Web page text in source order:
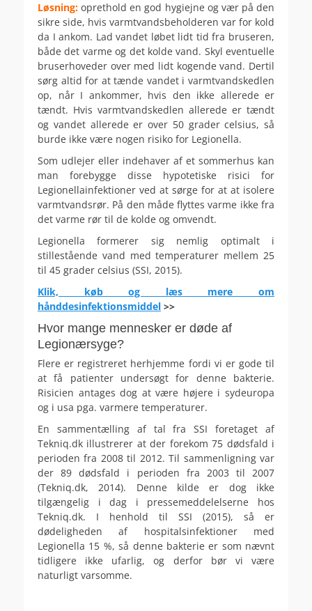
Løsning: oprethold en god hygiejne og vær på den
sikre side, hvis varmtvandsbeholderen var for kold
da I ankom. Lad vandet løbet lidt tid fra bruseren,
både det varme og det kolde vand. Skyl eventuelle
bruserhoveder over med lidt kogende vand. Dertil
sørg altid for at tænde vandet i varmtvandskedlen
op, når I ankommer, hvis den ikke allerede er
tændt. Hvis varmtvandskedlen allerede er tændt
og vandet allerede er over 50 grader celsius, så
burde ikke være nogen risiko for Legionella.
Som udlejer eller indehaver af et sommerhus kan
man forebygge disse hypotetiske risici for
Legionellainfektioner ved at sørge for at at isolere
varmtvandsrør. På den måde flyttes varme ikke fra
det varme rør til de kolde og omvendt.
Legionella formerer sig nemlig optimalt i
stillestående vand med temperaturer mellem 25
til 45 grader celsius (SSI, 2015).
Klik, køb og læs mere om
hånddesinfektionsmiddel >>
Hvor mange mennesker er døde af
Legionærsyge?
Flere er registreret herhjemme fordi vi er gode til
at få patienter undersøgt for denne bakterie.
Risicien antages dog at være højere i sydeuropa
og i usa pga. varmere temperaturer.
En sammentælling af tal fra SSI foretaget af
Tekniq.dk illustrerer at der forekom 75 dødsfald i
perioden fra 2008 til 2012. Til sammenligning var
der 89 dødsfald i perioden fra 2003 til 2007
(Tekniq.dk, 2014). Denne kilde er dog ikke
tilgængelig i dag i pressemeddelelserne hos
Tekniq.dk. I henhold til SSI (2015), så er
dødeligheden af hospitalsinfektioner med
Legionella 15 %, så denne bakterie er som nævnt
tidligere ikke ufarlig, og derfor bør vi være
naturligt varsomme.